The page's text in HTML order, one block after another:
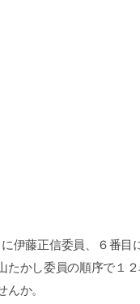
伊藤正信委員、６番目
かし委員の順序で１２
か。